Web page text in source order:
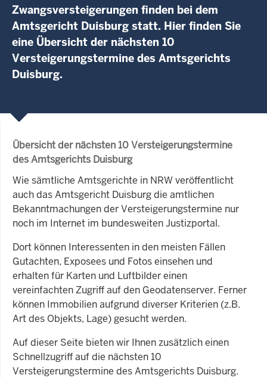
Zwangsversteigerungen finden bei dem
Amtsgericht Duisburg statt. Hier finden Sie
eine Übersicht der nächsten 10
Versteigerungstermine des Amtsgerichts
Duisburg.
Übersicht der nächsten 10 Versteigerungstermine
des Amtsgerichts Duisburg
Wie sämtliche Amtsgerichte in NRW veröffentlicht
auch das Amtsgericht Duisburg die amtlichen
Bekanntmachungen der Versteigerungstermine nur
noch im Internet im bundesweiten Justizportal.
Dort können Interessenten in den meisten Fällen
Gutachten, Exposees und Fotos einsehen und
erhalten für Karten und Luftbilder einen
vereinfachten Zugriff auf den Geodatenserver. Ferner
können Immobilien aufgrund diverser Kriterien (z.B.
Art des Objekts, Lage) gesucht werden.
Auf dieser Seite bieten wir Ihnen zusätzlich einen
Schnellzugriff auf die nächsten 10
Versteigerungstermine des Amtsgerichts Duisburg.